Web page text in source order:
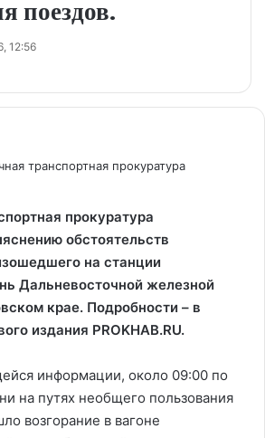
поездов.
12:56
транспортная прокуратура
прокуратура
обстоятельств
на станции
Дальневосточной железной
крае. Подробности – в
издания PROKHAB.RU.
информации, около 09:00 по
на путях необщего пользования
возгорание в вагоне